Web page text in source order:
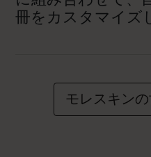
冊をカスタマイズ
モレスキン